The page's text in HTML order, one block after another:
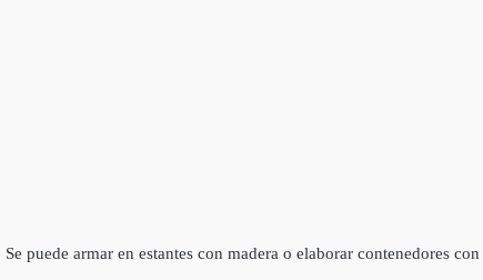
puede armar en estantes con madera o elaborar contenedores con